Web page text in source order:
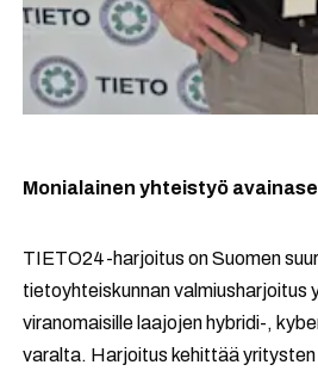
Monialainen yhteistyö
TIETO24-harjoitus on Suomen
tietoyhteiskunnan valmiusharjoitus
viranomaisille laajojen hybridi-,
varalta. Harjoitus kehittää yritysten